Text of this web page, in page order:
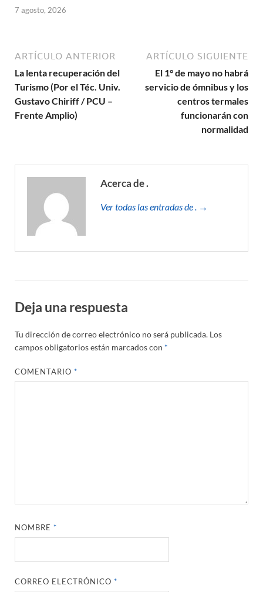
7 agosto, 2026
ARTÍCULO ANTERIOR
La lenta recuperación del
Turismo (Por el Téc. Univ.
Gustavo Chiriff / PCU –
Frente Amplio)
ARTÍCULO SIGUIENTE
El 1° de mayo no habrá
servicio de ómnibus y los
centros termales
funcionarán con
normalidad
Acerca de .
Ver todas las entradas de . →
Deja una respuesta
Tu dirección de correo electrónico no será publicada. Los
campos obligatorios están marcados con *
COMENTARIO*
NOMBRE*
CORREO ELECTRÓNICO*